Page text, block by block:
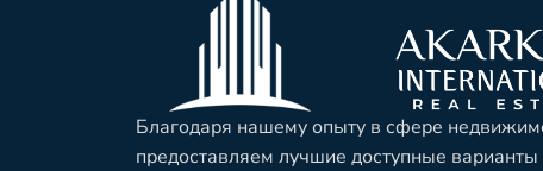
Благодаря нашему опыту в сфере
предоставляем лучшие доступные